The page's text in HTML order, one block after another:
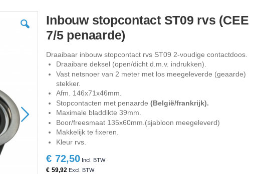
Inbouw stopcontact ST09 rvs (CEE
7/5 penaarde)
Draaibaar inbouw stopcontact rvs ST09 2-voudige contactdoos.
Draaibare deksel (open/dicht d.m.v. indrukken).
Vast netsnoer van 2 meter met los meegeleverde (geaarde)
stekker.
Afm. 146x71x46mm.
Stopcontacten met penaarde(België/frankrijk).
Maximale bladdikte 39mm.
Boor/freesmaat 135x60mm.(sjabloon meegeleverd)
Makkelijk te fixeren.
Kleur rvs.
€ 72,50
€ 59,92